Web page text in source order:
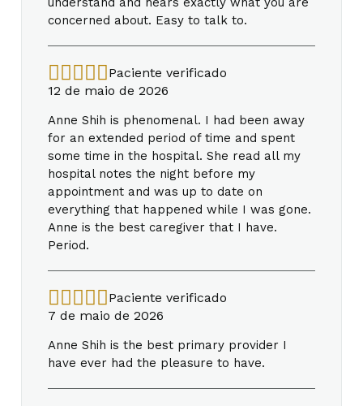
concerned about. Easy to talk to.
Paciente verificado
12 de maio de 2026
Anne Shih is phenomenal. I had been away
for an extended period of time and spent
some time in the hospital. She read all my
hospital notes the night before my
appointment and was up to date on
everything that happened while I was gone.
Anne is the best caregiver that I have.
Period.
Paciente verificado
7 de maio de 2026
Anne Shih is the best primary provider I
have ever had the pleasure to have.